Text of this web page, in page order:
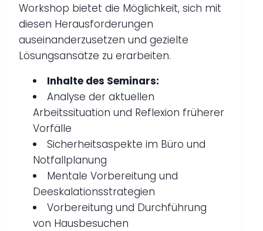
Workshop bietet die Möglichkeit, sich mit
diesen Herausforderungen
auseinanderzusetzen und gezielte
Lösungsansätze zu erarbeiten.
Inhalte des Seminars:
Analyse der aktuellen
Arbeitssituation und Reflexion früherer
Vorfälle
Sicherheitsaspekte im Büro und
Notfallplanung
Mentale Vorbereitung und
Deeskalationsstrategien
Vorbereitung und Durchführung
von Hausbesuchen